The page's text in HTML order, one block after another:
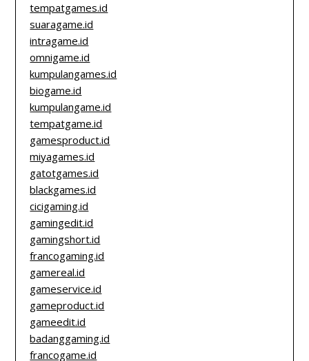
tempatgames.id
suaragame.id
intragame.id
omnigame.id
kumpulangames.id
biogame.id
kumpulangame.id
tempatgame.id
gamesproduct.id
miyagames.id
gatotgames.id
blackgames.id
cicigaming.id
gamingedit.id
gamingshort.id
francogaming.id
gamereal.id
gameservice.id
gameproduct.id
gameedit.id
badanggaming.id
francogame.id